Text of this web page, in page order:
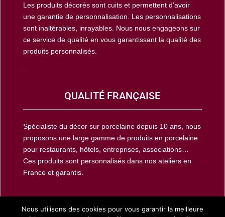
Les produits décorés sont cuits et permettent d’avoir
une garantie de personnalisation. Les personnalisations
sont inaltérables, inrayables. Nous nous engageons sur
ce service de qualité en vous garantissant la qualité des
produits personnalisés.
QUALITÉ FRANÇAISE
Spécialiste du décor sur porcelaine depuis 10 ans, nous
proposons une large gamme de produits en porcelaine
pour restaurants, hôtels, entreprises, associations…
Ces produits sont personnalisés dans nos ateliers en
France et garantis.
Nous utilisons des cookies pour vous garantir la meilleure